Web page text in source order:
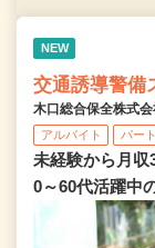
NEW
交通誘導警備
木口総合保全株式
アルバイト パート
未経験から月収
0～60代活躍中